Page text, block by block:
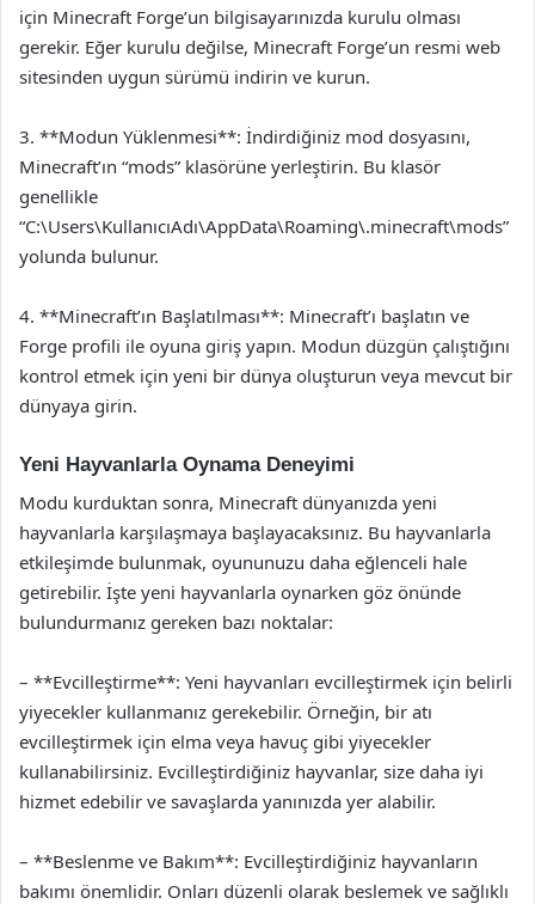
için Minecraft Forge’un bilgisayarınızda kurulu olması
gerekir. Eğer kurulu değilse, Minecraft Forge’un resmi web
sitesinden uygun sürümü indirin ve kurun.
3. **Modun Yüklenmesi**: İndirdiğiniz mod dosyasını,
Minecraft’ın “mods” klasörüne yerleştirin. Bu klasör
genellikle
“C:\Users\KullanıcıAdı\AppData\Roaming\.minecraft\mods”
yolunda bulunur.
4. **Minecraft’ın Başlatılması**: Minecraft’ı başlatın ve
Forge profili ile oyuna giriş yapın. Modun düzgün çalıştığını
kontrol etmek için yeni bir dünya oluşturun veya mevcut bir
dünyaya girin.
Yeni Hayvanlarla Oynama Deneyimi
Modu kurduktan sonra, Minecraft dünyanızda yeni
hayvanlarla karşılaşmaya başlayacaksınız. Bu hayvanlarla
etkileşimde bulunmak, oyununuzu daha eğlenceli hale
getirebilir. İşte yeni hayvanlarla oynarken göz önünde
bulundurmanız gereken bazı noktalar:
– **Evcilleştirme**: Yeni hayvanları evcilleştirmek için belirli
yiyecekler kullanmanız gerekebilir. Örneğin, bir atı
evcilleştirmek için elma veya havuç gibi yiyecekler
kullanabilirsiniz. Evcilleştirdiğiniz hayvanlar, size daha iyi
hizmet edebilir ve savaşlarda yanınızda yer alabilir.
– **Beslenme ve Bakım**: Evcilleştirdiğiniz hayvanların
bakımı önemlidir. Onları düzenli olarak beslemek ve sağlıklı